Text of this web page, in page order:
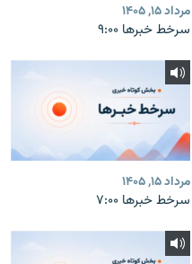
مرداد ۱۵, ۱۴۰۵
سرخط خبرها ۹:۰۰
مرداد ۱۵, ۱۴۰۵
سرخط خبرها ۷:۰۰